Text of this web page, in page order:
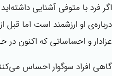
اگر فرد با متوفی آشنایی
درباره‌ی او ارزشمند است اما قبل
عزادار و احساساتی که اکنون
گاهی افراد سوگوار احساس